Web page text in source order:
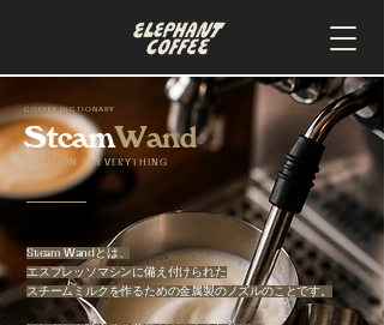
SteamWand
Steam Wandとは、
エスプレッソマシンに備え付けられた
スチームミルクを作るための金属製のノズルのことです。
COFFEE DICTIONARY
POSITION IS EVERYTHING